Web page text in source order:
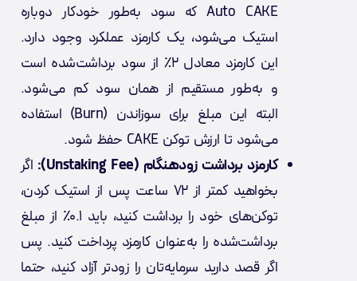
Auto CAKE که سود به‌طور خودکار دوباره
استیک می‌شود، یک کارمزد عملکرد وجود دارد.
این کارمزد معادل ۲٪ از سود برداشت‌شده است
و به‌طور مستقیم از همان سود کم می‌شود.
البته این مبلغ برای سوزاندن (Burn) استفاده
می‌شود تا ارزش توکن CAKE حفظ شود.
کارمزد برداشت زودهنگام (Unstaking Fee):
اگر
بخواهید کمتر از ۷۲ ساعت پس از استیک کردن،
توکن‌های خود را برداشت کنید، باید ۰.۱٪ از مبلغ
برداشت‌شده را به‌عنوان کارمزد پرداخت کنید. پس
اگر قصد دارید سرمایه‌تان را زودتر آزاد کنید، حتما